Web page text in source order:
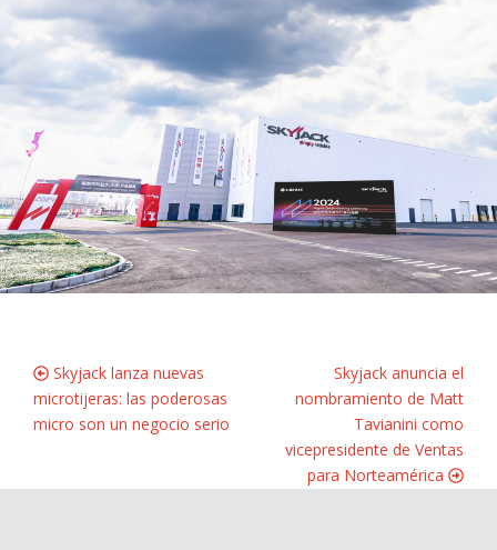
Skyjack lanza nuevas
microtijeras: las poderosas
micro son un negocio serio
Skyjack anuncia el
nombramiento de Matt
Tavianini como
vicepresidente de Ventas
para Norteamérica